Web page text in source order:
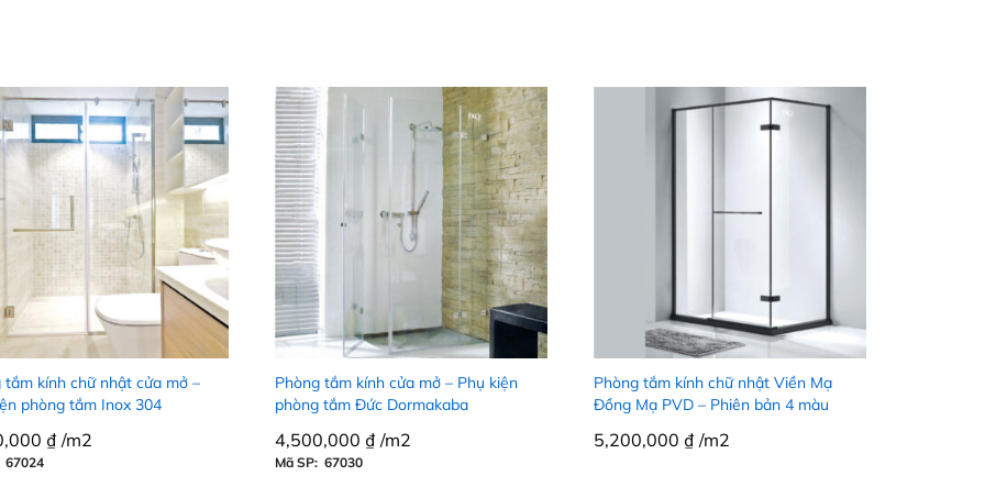
tắm kính chữ nhật cửa mở –
phòng tắm Inox 304
₫ /m2
67024
₫
Phòng tắm kính cửa mở – Phụ kiện
phòng tắm Đức Dormakaba
4,500,000 ₫/m2
Mã SP: 67030
4,500,000 ₫
Phòng tắm kính chữ nhật Viền Mạ
Đồng Mạ PVD – Phiên bản 4 màu
5,200,000 ₫/m2